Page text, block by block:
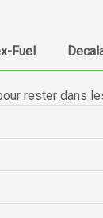
Fuel
rester dans